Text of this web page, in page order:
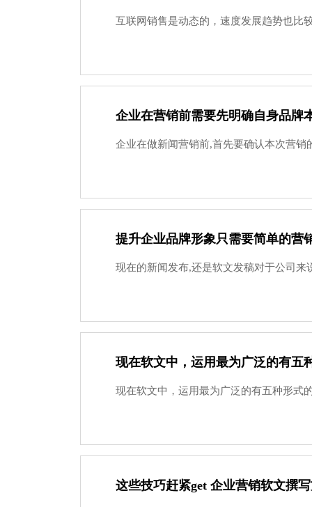
互联网销售是动态的，速度发展趋势也比
企业在营销前需要先明确自身品牌
企业在做新闻营销前,首先要确认本次营
提升企业品牌形象只需要简单的营
现在的新闻发布,还是软文发稿对于公司
现在软文中，运用最为广泛的有五
现在软文中，运用最为广泛的有五种形式
这些技巧赶紧get 企业营销软文撰